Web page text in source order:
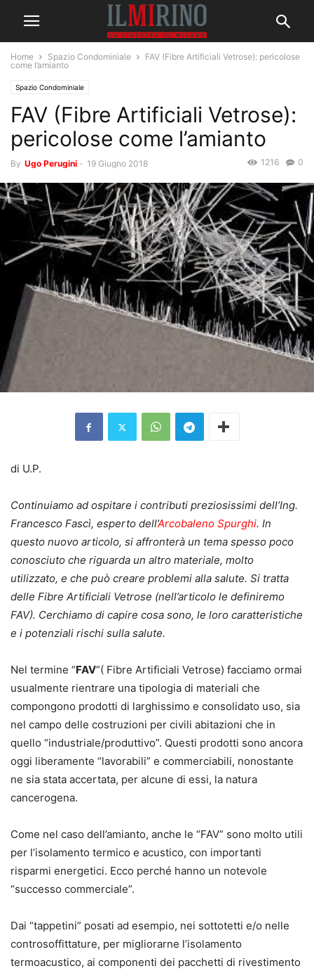
Home Spazio Condominiale
FAV (Fibre Artificiali Vetrose): pericolose
come l’amianto
Spazio Condominiale
FAV (Fibre Artificiali Vetrose):
pericolose come l’amianto
By Ugo Perugini - 19 Giugno 2018 0
1216
di U.P.
Continuiamo ad ospitare i contributi preziosissimi dell’Ing.
Francesco Fascì, esperto dell’Arcobaleno Spurghi. In
questo nuovo articolo, si affronterà un tema spesso poco
conosciuto che riguarda un altro materiale, molto
utilizzato, e che può creare problemi alla salute. Si tratta
delle Fibre Artificiali Vetrose (nell’articolo le definiremo
FAV). Cerchiamo di capire cosa sono, le loro caratteristiche
e i potenziali rischi sulla salute.
Nel termine “FAV”( Fibre Artificiali Vetrose) facciamo ormai
usualmente rientrare una tipologia di materiali che
compongono prodotti di larghissimo e consolidato uso, sia
nel campo delle costruzioni per civili abitazioni che in
quello “industriale/produttivo”. Questi prodotti sono ancora
oggi liberamente “lavorabili” e commerciabili, nonostante
ne sia stata accertata, per alcune di essi, la natura
cancerogena.
Come nel caso dell’amianto, anche le “FAV” sono molto utili
per l’isolamento termico e acustico, con importanti
risparmi energetici. Ecco perché hanno un notevole
“successo commerciale”.
Dai “tappetini” posati ad esempio, nei sottotetti e/o nelle
controsoffittature, per migliorarne l’isolamento
termoacustico, ai componenti dei pacchetti di rivestimento